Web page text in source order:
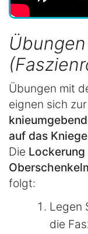
Übungen mit
eignen sich zur
auf das
Die
folgt:
Legen
die